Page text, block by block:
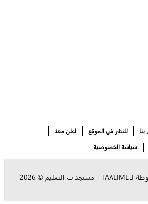
للنشر في الموقع اعلن معنا
سياسة الخصوصية
لـTAALIME - مستجدات التعليم ©
2026